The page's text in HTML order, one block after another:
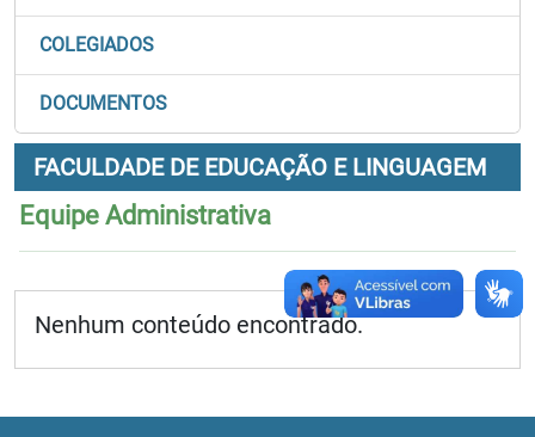
COLEGIADOS
DOCUMENTOS
FACULDADE DE EDUCAÇÃO E LINGUAGEM
Equipe Administrativa
Nenhum conteúdo encontrado.